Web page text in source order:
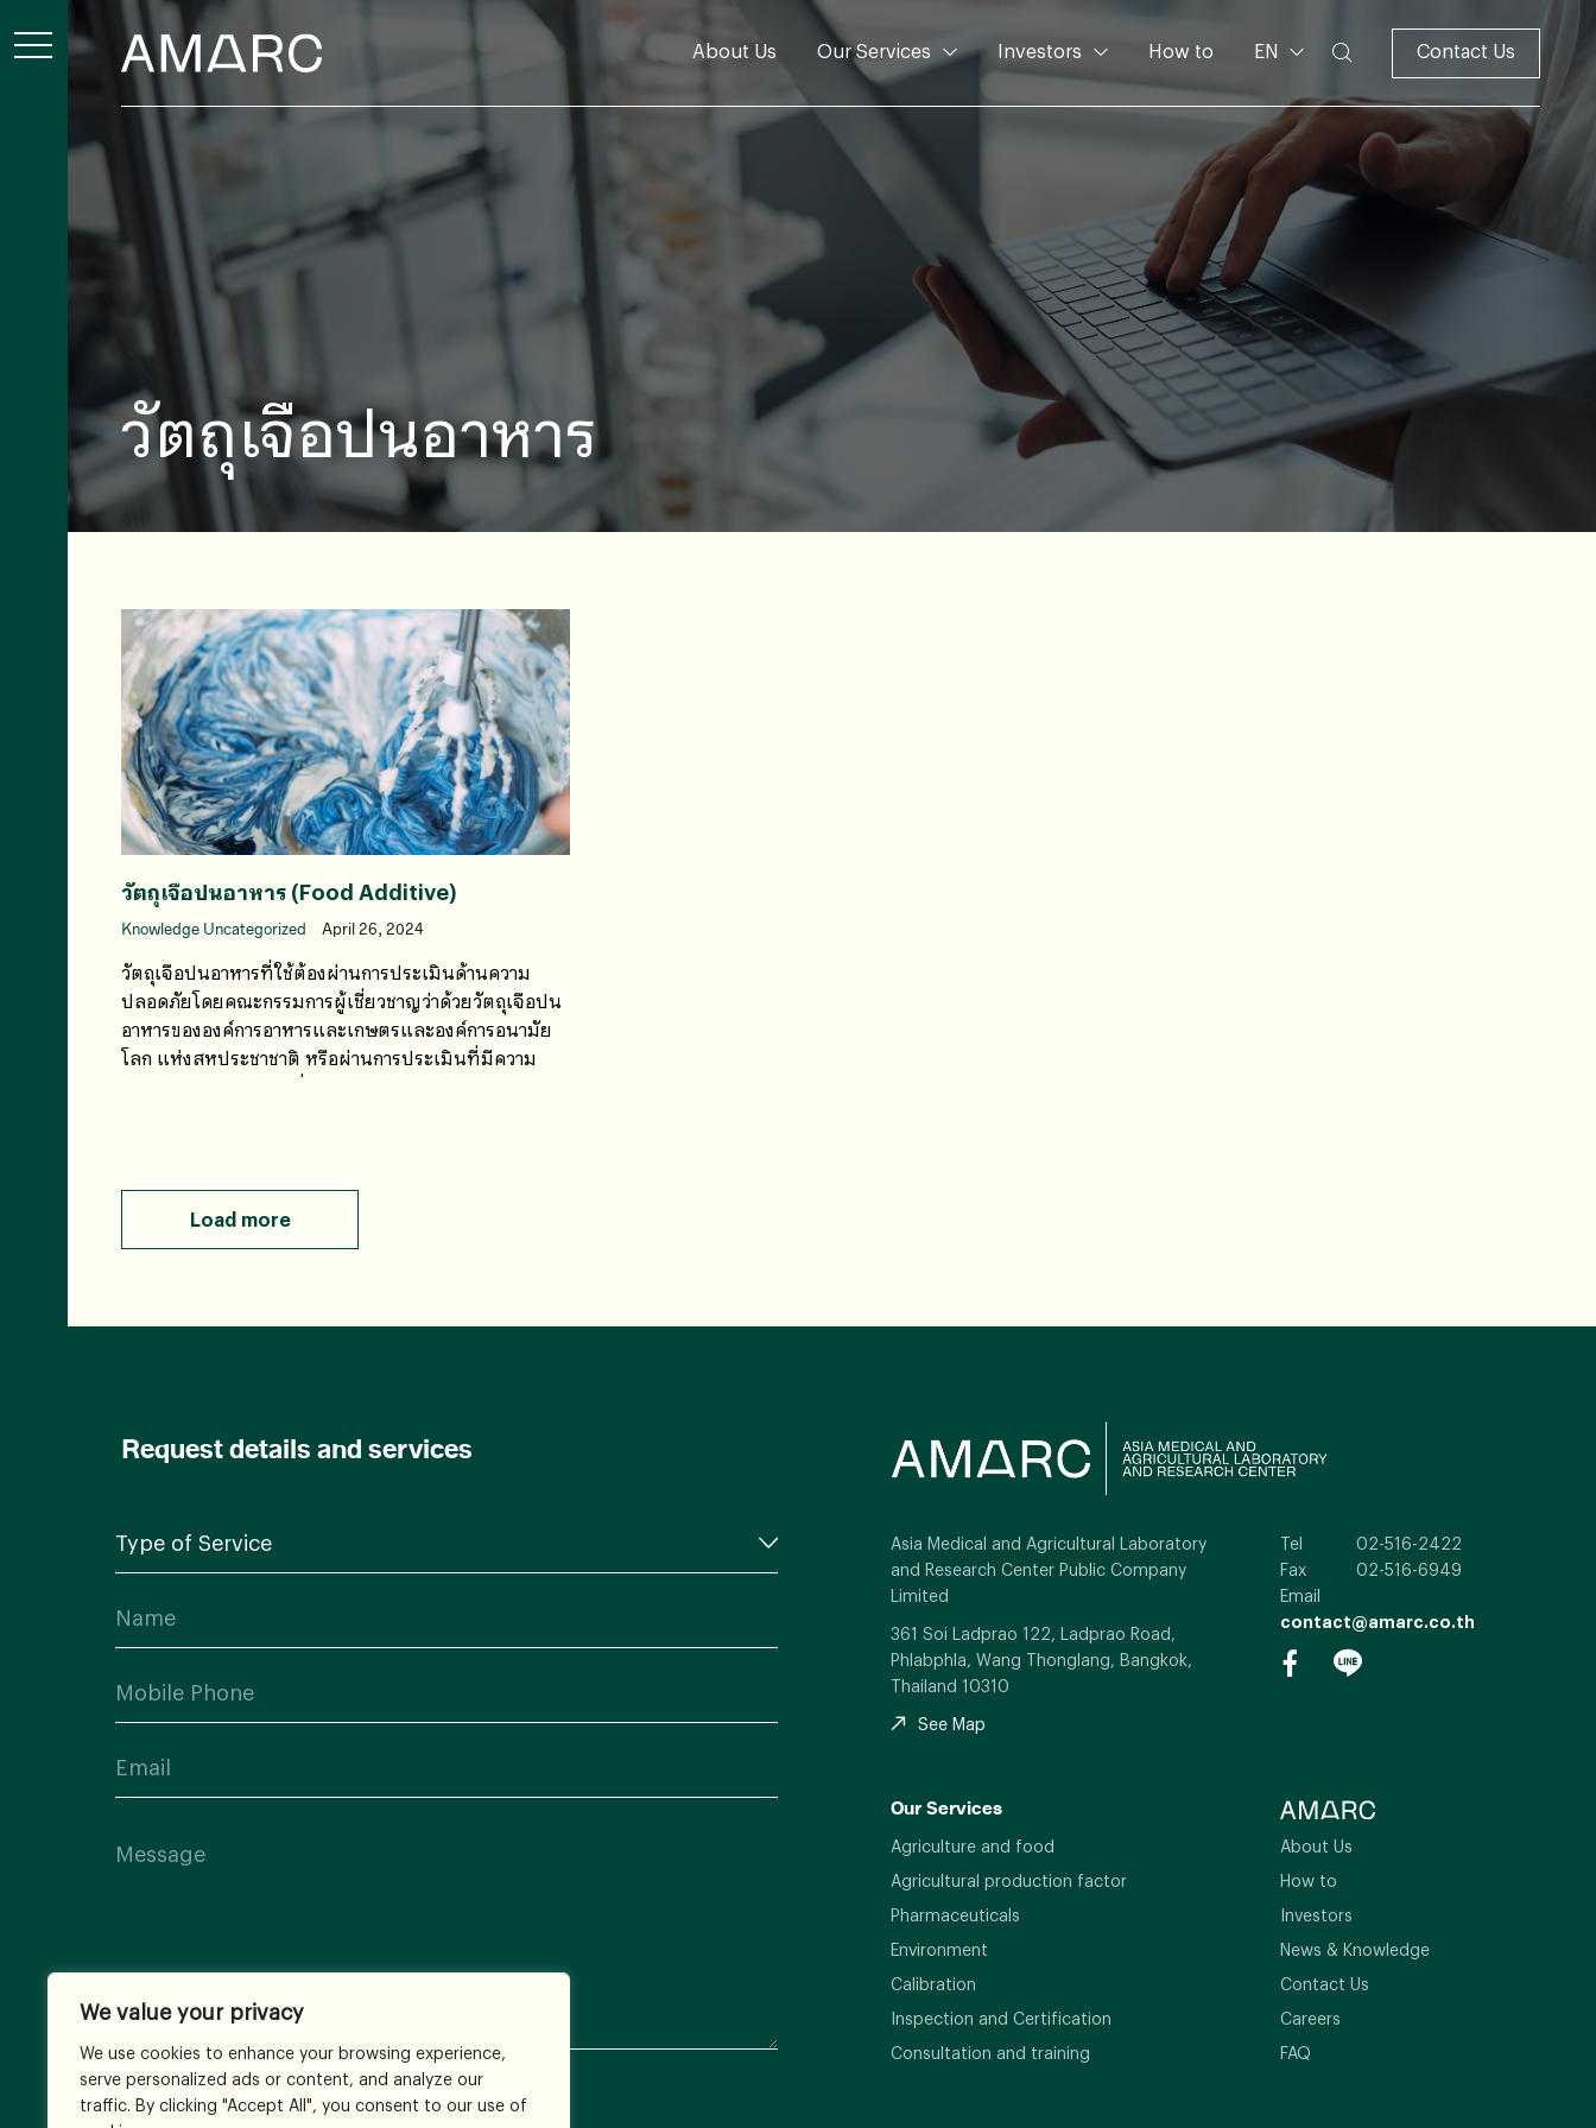
We value your privacy
We use cookies to enhance your browsing experience,
serve personalized ads or content, and analyze our
traffic. By clicking "Accept All", you consent to our use of
About Us Our Services Investors How to EN Contact Us
วัตถุเจือปนอาหาร
วัตถุเจือปนอาหาร (Food Additive)
Knowledge Uncategorized April 26, 2024
วัตถุเจือปนอาหารที่ใช้ต้องผ่านการประเมินด้านความ
ปลอดภัยโดยคณะกรรมการผู้เชี่ยวชาญว่าด้วยวัตถุเจือปน
อาหารขององค์การอาหารและเกษตรและองค์การอนามัย
โลก แห่งสหประชาชาติ หรือผ่านการประเมินที่มีความ
เทียบเท่ากับ JECFA เพื่อกำหนดค่าความปลอดภัย
Load more
Request details and services
Asia Medical and Agricultural Laboratory
and Research Center Public Company
Limited
361 Soi Ladprao 122, Ladprao Road,
Phlabphla, Wang Thonglang, Bangkok,
Thailand 10310
See Map
Tel
02-516-2422
Fax
02-516-6949
Email
contact@amarc.co.th
Our Services
Agriculture and food
Agricultural production factor
Pharmaceuticals
Environment
Calibration
Inspection and Certification
Consultation and training
About Us
How to
Investors
News & Knowledge
Contact Us
Careers
FAQ